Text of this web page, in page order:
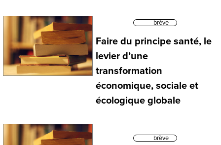
brève
Faire du principe santé, le
levier d’une
transformation
économique, sociale et
écologique globale
brève